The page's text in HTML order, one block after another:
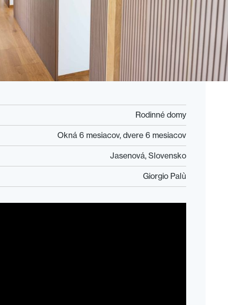
Rodinné domy
Okná 6 mesiacov, dvere 6 mesiacov
Jasenová, Slovensko
Giorgio Palù